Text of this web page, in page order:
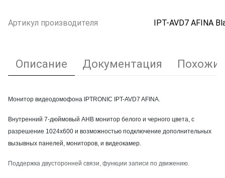
Артикул производителя IPT-AVD7 AFINA
Описание Документация
Монитор видеодомофона IPTRONIC IPT-AVD7 AFINA.
Внутренний 7-дюймовый AHB монитор белого и черного цвета, с
разрешение 1024х600 и возможностью подключение дополнительных
вызывных панелей, мониторов, и видеокамер.
Поддержка двусторонней связи, функции записи по движению.